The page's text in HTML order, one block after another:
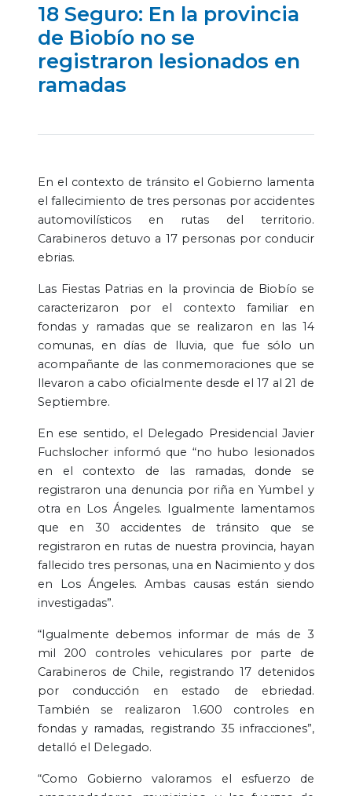
18 Seguro: En la provincia
de Biobío no se
registraron lesionados en
ramadas
En el contexto de tránsito el Gobierno lamenta
el fallecimiento de tres personas por accidentes
automovilísticos en rutas del territorio.
Carabineros detuvo a 17 personas por conducir
ebrias.
Las Fiestas Patrias en la provincia de Biobío se
caracterizaron por el contexto familiar en
fondas y ramadas que se realizaron en las 14
comunas, en días de lluvia, que fue sólo un
acompañante de las conmemoraciones que se
llevaron a cabo oficialmente desde el 17 al 21 de
Septiembre.
En ese sentido, el Delegado Presidencial Javier
Fuchslocher informó que “no hubo lesionados
en el contexto de las ramadas, donde se
registraron una denuncia por riña en Yumbel y
otra en Los Ángeles. Igualmente lamentamos
que en 30 accidentes de tránsito que se
registraron en rutas de nuestra provincia, hayan
fallecido tres personas, una en Nacimiento y dos
en Los Ángeles. Ambas causas están siendo
investigadas”.
“Igualmente debemos informar de más de 3
mil 200 controles vehiculares por parte de
Carabineros de Chile, registrando 17 detenidos
por conducción en estado de ebriedad.
También se realizaron 1.600 controles en
fondas y ramadas, registrando 35 infracciones”,
detalló el Delegado.
“Como Gobierno valoramos el esfuerzo de